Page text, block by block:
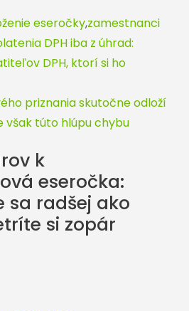
eseročky,zamestnanci
DPH iba z úhrad:
DPH, ktorí si ho
priznania skutočne odloží
však túto hlúpu chybu
k
eseročka:
sa radšej ako
si zopár